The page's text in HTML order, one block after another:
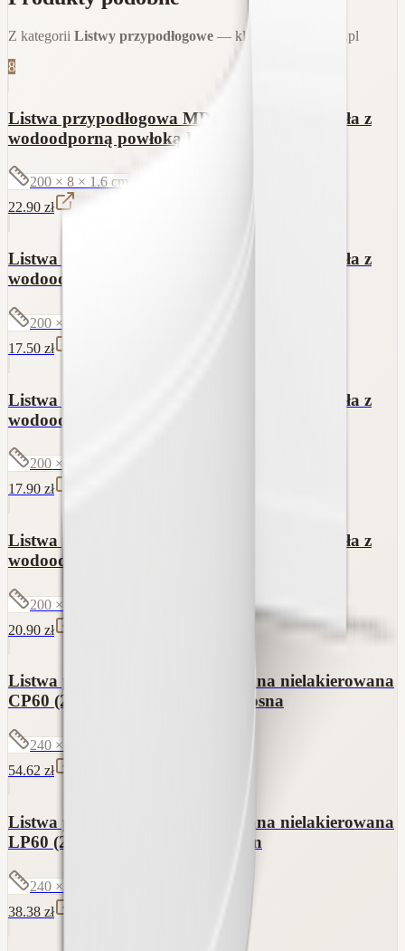
Z kategorii Listwy przypodłogowe — klik = sklep parkiet.pl
8
Listwa przypodłogowa MDF lakierowana biała z
wodoodporną powłoką ESTILO 8cm
200 × 8 × 1.6 cm
22.90 zł
Listwa przypodłogowa MDF lakierowana biała z
wodoodporną powłoką TRIO SLIM 6cm
200 × 6 × 1.2
17.50 zł
Listwa przypodłogowa MDF lakierowana biała z
wodoodporną powłoką PRIMA 6cm
200 × 6 × 1.6
17.90 zł
Listwa przypodłogowa MDF lakierowana biała z
wodoodporną powłoką TRIO SLIM 10cm
200 × 10 × 1.2
20.90 zł
Listwa przypodłogowa fornirowana nielakierowana
CP60 (240 cm x 6 cm x 1,8 cm) sosna
240 × 6 × 1.8
54.62 zł
Listwa przypodłogowa fornirowana nielakierowana
LP60 (240 cm x 5 cm x 3 cm) klon
240 × 5 × 3
38.38 zł